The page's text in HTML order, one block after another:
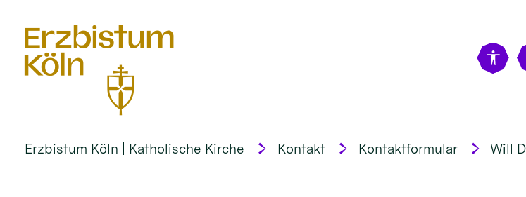
Erzbistum Köln | Katholische Kirche Kontakt Kontaktformular Will